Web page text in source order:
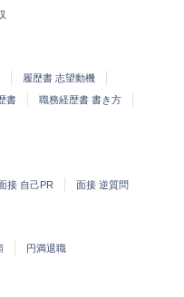
履歴書 志望動機
書
職務経歴書 書き方
接 自己PR 面接 逆質問
円満退職